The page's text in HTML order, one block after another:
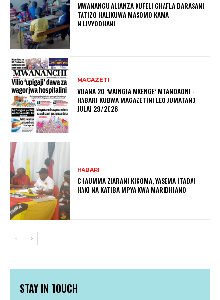
MWANANGU ALIANZA KUFELI GHAFLA DARASANI
TATIZO HALIKUWA MASOMO KAMA
NILIVYODHANI
MAGAZETI
VIJANA 20 ‘WAINGIA MKENGE’ MTANDAONI -
HABARI KUBWA MAGAZETINI LEO JUMATANO
JULAI 29/2026
HABARI
CHAUMMA ZIARANI KIGOMA, YASEMA ITADAI
HAKI NA KATIBA MPYA KWA MARIDHIANO
STAY IN TOUCH